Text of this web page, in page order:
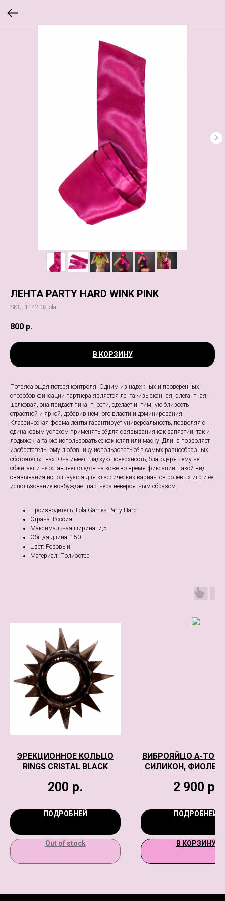
ЛЕНТА PARTY HARD WINK PINK
SKU: 1142-02lola
800 р.
В КОРЗИНУ
Потрясающая потеря контроля! Одним из надежных и проверенных
способов фиксации партнера является лента -изысканная, элегантная,
шелковая, она придаст пикантности, сделает интимную близость
страстной и яркой, добавив немного власти и доминирования.
Классическая форма ленты гарантирует универсальность, позволяя с
одинаковым успехом применять её для связывания как запястий, так и
лодыжек, а также использовать ее как кляп или маску, Длина позволяет
изобретательному любовнику использовать её в самых разнообразных
обстоятельствах. Она имеет гладкую поверхность, благодаря чему не
обжигает и не оставляет следов на коже во время фиксации. Такой вид
связывания используется для классических вариантов ролевых игр и ее
использование возбуждает партнера невероятным образом.
Производитель: Lola Games Party Hard
Страна: Россия
Максимальная ширина: 7,5
Общая длина: 150
Цвет: Розовый
Материал: Полиэстер
ЭРЕКЦИОННОЕ КОЛЬЦО
RINGS CRISTAL BLACK
200 р.
ПОДРОБНЕЙ
Out of stock
ВИБРОЯЙЦО A-TOYS
СИЛИКОН,
2 900 р.
ПОДРОБНЕЙ
В КОРЗИНУ